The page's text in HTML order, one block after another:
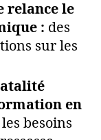
relance le
: des
sur les
en
besoins